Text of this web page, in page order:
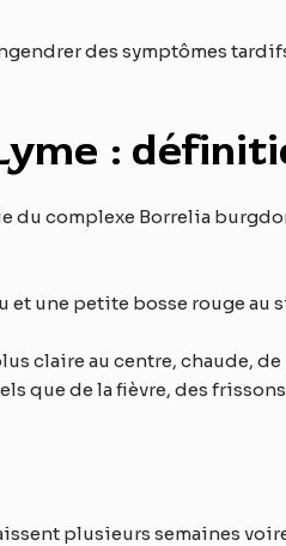
des symptômes
:
du complexe Borrelia
une petite bosse rouge au
claire au centre, chaude,
que de la fièvre, des
plusieurs semaines